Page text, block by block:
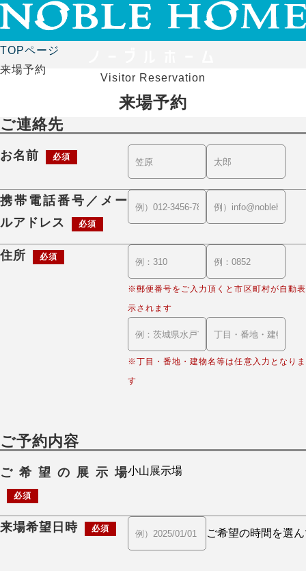
TOPページ
来場予約
Visitor Reservation
来場予約
ご連絡先
お名前 必須
携帯電話番号／メー
ルアドレス
必須
住所 必須
※郵便番号をご入力頂くと市区町村が自動表
示されます
※丁目・番地・建物名等は任意入力となりま
す
ご予約内容
ご希望の展示場
必須
来場希望日時 必須